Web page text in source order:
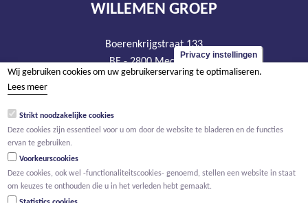
WILLEMEN GROEP
Boerenkrijgstraat 133
BE - 2800 Mechelen
tel +32 15 569 965
BTW BE 0466.256.432
Privacy instellingen
Wij gebruiken cookies om uw gebruikerservaring te optimaliseren.
Lees meer
Strikt noodzakelijke cookies
Deze cookies zijn essentieel voor u om door de website te bladeren en de functies
ervan te gebruiken.
Voorkeurscookies
Deze cookies, ook wel -functionaliteitscookies- genoemd, stellen een website in staat
om keuzes te onthouden die u in het verleden hebt gemaakt.